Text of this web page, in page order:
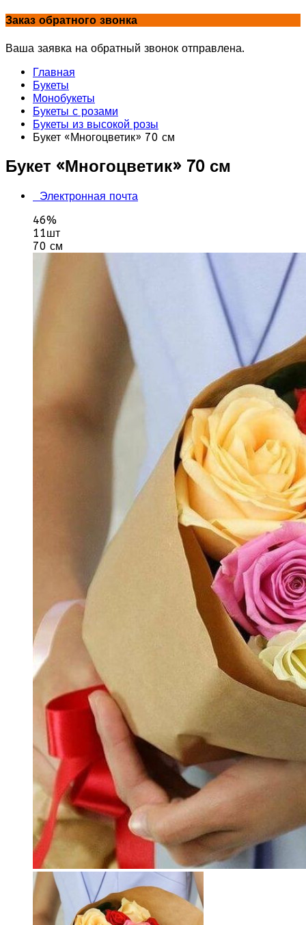
Заказ обратного звонка
Ваша заявка на обратный звонок отправлена.
Главная
Букеты
Монобукеты
Букеты с розами
Букеты из высокой розы
Букет «Многоцветик» 70 см
Букет «Многоцветик» 70 см
Электронная почта
46%
11шт
70 см